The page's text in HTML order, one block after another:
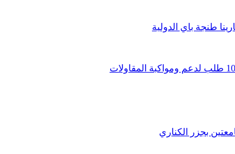
طنجة باي الدولية
بجزر الكناري